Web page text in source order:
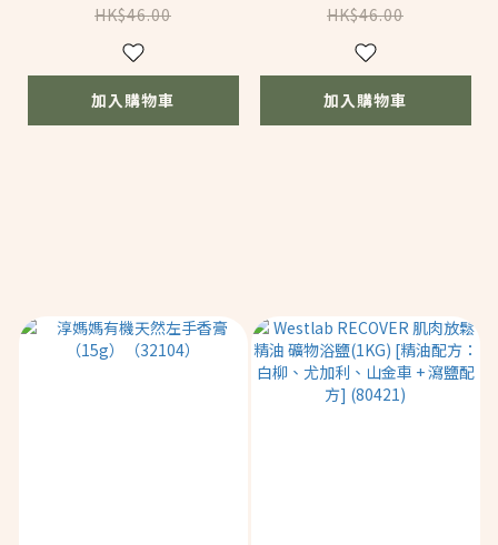
方：橙，橘子，薰衣
草，洋甘菊，依蘭，檀
香） 4g (BC177)
HK$46.00
加入購物車
方：快樂鼠尾草，天竺
葵） 4g (BC176)
HK$46.00
加入購物車